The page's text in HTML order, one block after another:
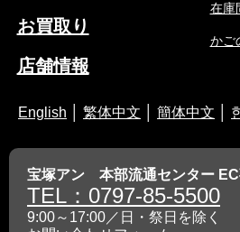
お買取り
店舗情報
在庫
かご
English 繁体中文 簡体中文
宝塚アン 本部流通センター
TEL：0797-85-5500
9:00～17:00／日・祭日を除く